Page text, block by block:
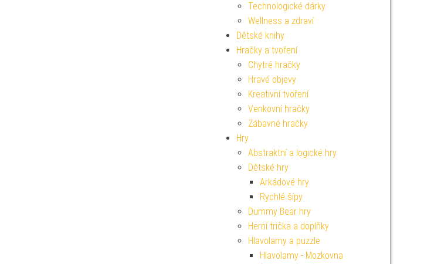
Technologické dárky
Wellness a zdraví
Dětské knihy
Hračky a tvoření
Chytré hračky
Hravé objevy
Kreativní tvoření
Venkovní hračky
Zábavné hračky
Hry
Abstraktní a logické hry
Dětské hry
Arkádové hry
Rychlé šípy
Dummy Bear hry
Herní trička a doplňky
Hlavolamy a puzzle
Hlavolamy - Mozkovna